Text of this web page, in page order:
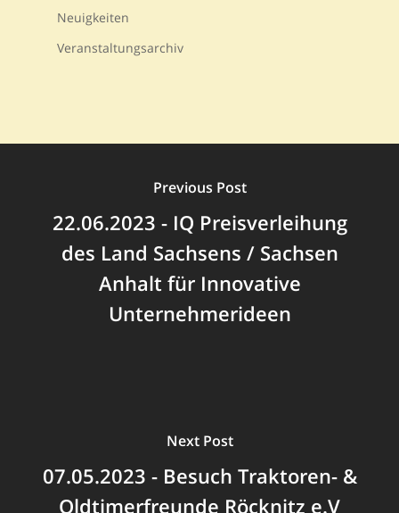
Neuigkeiten
Veranstaltungsarchiv
Previous Post
22.06.2023 - IQ Preisverleihung
des Land Sachsens / Sachsen
Anhalt für Innovative
Unternehmerideen
Next Post
07.05.2023 - Besuch Traktoren- &
Oldtimerfreunde Röcknitz e.V